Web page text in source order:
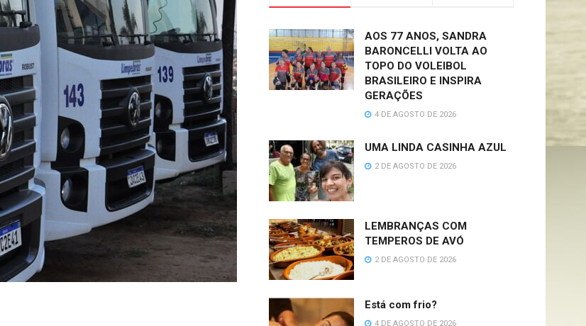
AOS 77 ANOS, SANDRA
BARONCELLI VOLTA AO
TOPO DO VOLEIBOL
BRASILEIRO E INSPIRA
GERAÇÕES
4 DE AGOSTO DE 2026
UMA LINDA CASINHA AZUL
2 DE AGOSTO DE 2026
LEMBRANÇAS COM
TEMPEROS DE AVÓ
2 DE AGOSTO DE 2026
Está com frio?
4 DE AGOSTO DE 2026